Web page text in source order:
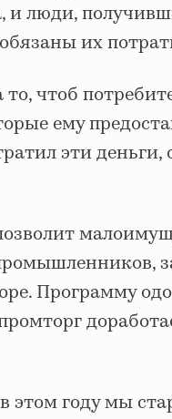
и люди,
их
чтоб
ему
эти деньги,
Программу
этом году мы